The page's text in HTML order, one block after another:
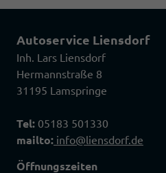
Autoservice Liensdorf
Inh. Lars Liensdorf
Hermannstraße 8
31195 Lamspringe
Tel: 05183 501330
mailto: info@liensdorf.de
Öffnungszeiten